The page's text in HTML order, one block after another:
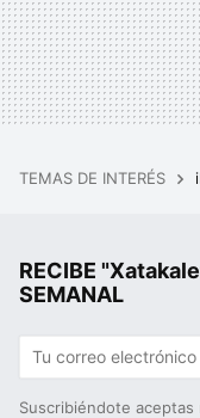
TEMAS DE INTERÉS
RECIBE
SEMANAL
Suscribiéndote aceptas